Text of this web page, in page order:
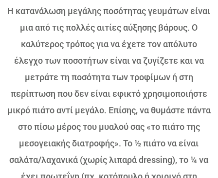
Η κατανάλωση μεγάλης ποσότητας γευμάτων είναι
μια από τις πολλές αιτίες αύξησης βάρους. Ο
καλύτερος τρόπος για να έχετε τον απόλυτο
έλεγχο των ποσοτήτων είναι να ζυγίζετε και να
μετράτε τη ποσότητα των τροφίμων ή στη
περίπτωση που δεν είναι εφικτό χρησιμοποιήστε
μικρό πιάτο αντί μεγάλο. Επίσης, να θυμάστε πάντα
στο πίσω μέρος του μυαλού σας «το πιάτο της
μεσογειακής διατροφής». Το ½ πιάτο να είναι
σαλάτα/λαχανικά (χωρίς λιπαρά dressing), το ¼ να